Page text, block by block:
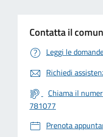
Contatta il
Leggi le
Richiedi
Chiama il
781077
Prenota